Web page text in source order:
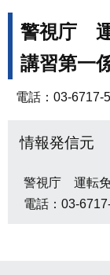
警視庁
講習第一
電話：03-6717-
情報発信元
警視庁 運転
電話：03-